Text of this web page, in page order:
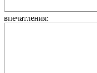
впечатления: